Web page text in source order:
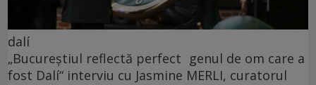
dalí
„Bucureștiul reflectă perfect genul de om care a
fost Dalí“ interviu cu Jasmine MERLI, curatorul